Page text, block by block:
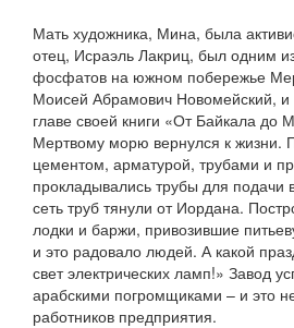
Мать художника, Мина, была
отец, Исраэль Лакриц, был одним
фосфатов на южном побережье
Моисей Абрамович Новомейский, и
главе своей книги «От Байкала до
Мертвому морю вернулся к жизни.
цементом, арматурой, трубами и
прокладывались трубы для
сеть труб тянули от Иордана.
лодки и баржи, привозившие
и это радовало людей. А какой
свет электрических ламп!» Завод
арабскими погромщиками – и это
работников предприятия.